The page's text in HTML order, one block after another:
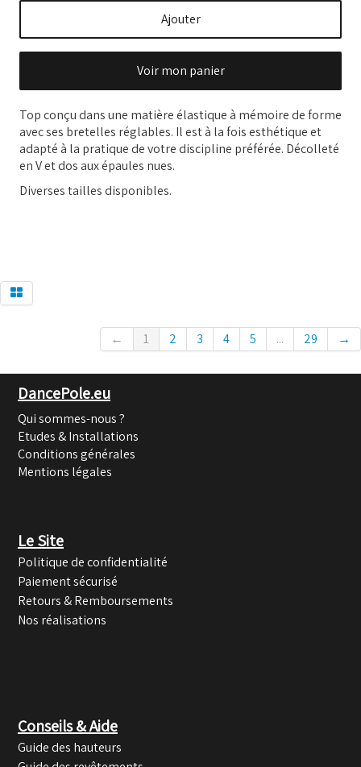
Ajouter
Voir mon panier
Top conçu dans une matière élastique à mémoire de forme
avec ses bretelles réglables. Il est à la fois esthétique et
adapté à la pratique de votre discipline préférée. Décolleté
en V et dos aux épaules nues.
Diverses tailles disponibles.
← 1 2 3 4 5 ... 29 →
DancePole.eu
Qui sommes-nous ?
Etudes & Installations
Conditions générales
Mentions légales
Le Site
Politique de confidentialité
Paiement sécurisé
Retours & Remboursements
Nos réalisations
Conseils & Aide
Guide des hauteurs